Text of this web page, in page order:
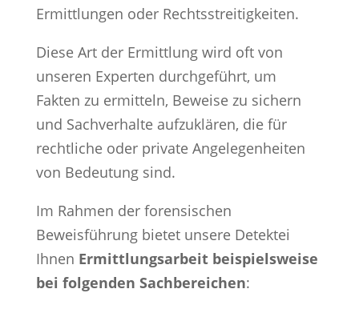
Ermittlungen oder Rechtsstreitigkeiten.
Diese Art der Ermittlung wird oft von
unseren Experten durchgeführt, um
Fakten zu ermitteln, Beweise zu sichern
und Sachverhalte aufzuklären, die für
rechtliche oder private Angelegenheiten
von Bedeutung sind.
Im Rahmen der forensischen
Beweisführung bietet unsere Detektei
Ihnen Ermittlungsarbeit beispielsweise
bei folgenden Sachbereichen: